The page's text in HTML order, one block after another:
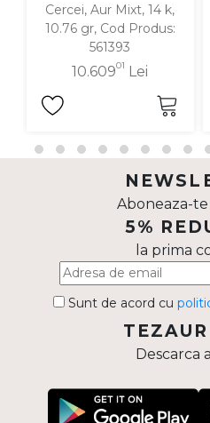
Cercei, Aur Mixt, 14 k,
10.76 gr, Cod Produs:
561393
10.60901 Lei
Aboneaza-te
5%
la prima
Sunt de acord cu
Descarca